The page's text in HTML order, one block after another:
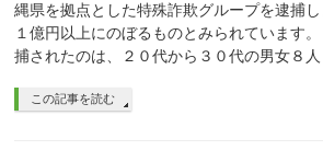
縄県を拠点とした特殊詐欺グループを逮捕
１億円以上にのぼるものとみられています
捕されたのは、２０代から３０代の男女８
この記事を読む